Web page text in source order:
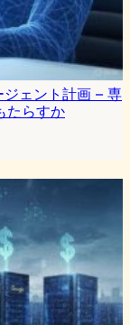
ェント計画 – 専
たらすか